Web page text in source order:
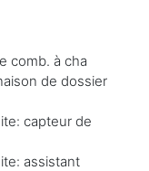
comb. à cha
de dossier
capteur de
assistant